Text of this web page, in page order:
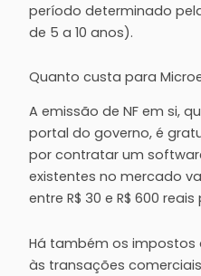
período determinado
de 5 a 10 anos).
Quanto custa para
A emissão de NF em si,
portal do governo, é
por contratar um
existentes no mercado
entre R$ 30 e R$ 600
Há também os impostos
às transações